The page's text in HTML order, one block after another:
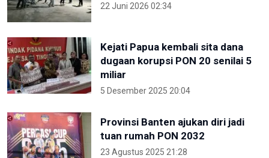
22 Juni 2026 02:34
Kejati Papua kembali sita dana
dugaan korupsi PON 20 senilai 5
miliar
5 Desember 2025 20:04
Provinsi Banten ajukan diri jadi
tuan rumah PON 2032
23 Agustus 2025 21:28